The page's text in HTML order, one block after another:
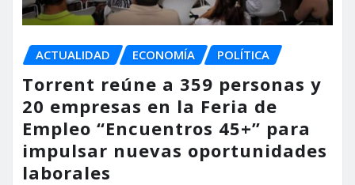
ACTUALIDAD ECONOMÍA POLÍTICA
Torrent reúne a 359 personas y
20 empresas en la Feria de
Empleo “Encuentros 45+” para
impulsar nuevas oportunidades
laborales